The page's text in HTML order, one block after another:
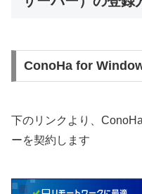
ConoHa for
下のリンクより、
ーを契約します